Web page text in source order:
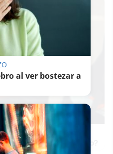
del mundo, ¿está el tuyo?
al ver bostezar a